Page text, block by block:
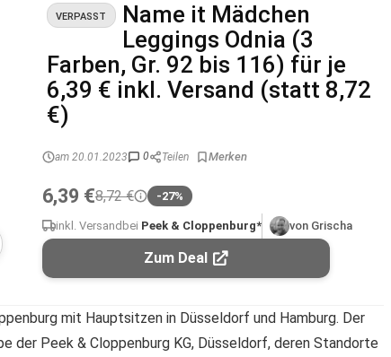
VERPASST
Name it Mädchen
Leggings Odnia (3
Farben, Gr. 92 bis 116) für je
6,39 € inkl. Versand (statt 8,72
€)
am 20.01.2023 0 Teilen
6,39 €8,72 € -27%
inkl. Versand bei Peek & Cloppenburg* von Grischa
Zum Deal
mit Hauptsitzen in Düsseldorf und Hamburg. Der
der Peek & Cloppenburg KG, Düsseldorf, deren Standorte